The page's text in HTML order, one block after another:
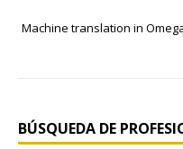
o p
Machine translation in
BÚSQUEDA DE